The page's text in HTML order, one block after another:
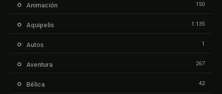
Animación 150
Aquipelis 1.135
Autos 1
Aventura 267
Bélica 42